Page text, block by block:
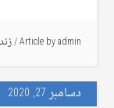
Article byadmin
/
دسامبر 27, 2020